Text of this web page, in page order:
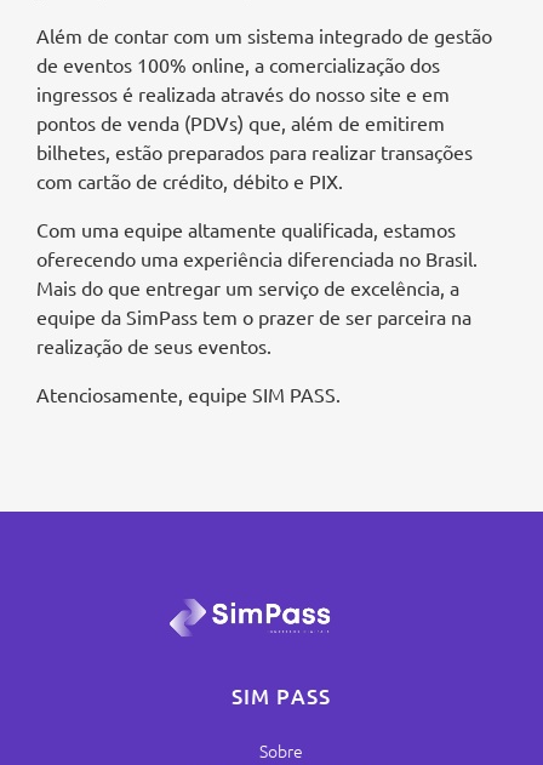
Além de contar com um sistema integrado de gestão
de eventos 100% online, a comercialização dos
ingressos é realizada através do nosso site e em
pontos de venda (PDVs) que, além de emitirem
bilhetes, estão preparados para realizar transações
com cartão de crédito, débito e PIX.
Com uma equipe altamente qualificada, estamos
oferecendo uma experiência diferenciada no Brasil.
Mais do que entregar um serviço de excelência, a
equipe da SimPass tem o prazer de ser parceira na
realização de seus eventos.
Atenciosamente, equipe SIM PASS.
SIM PASS
Sobre